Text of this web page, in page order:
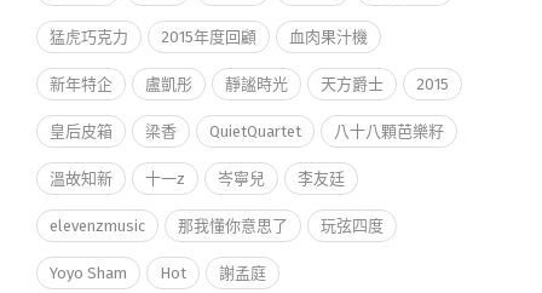
猛虎巧克力 2015年度回顧 血肉果汁機
新年特企 盧凱彤 靜謐時光 天方爵士 2015
皇后皮箱 梁香 QuietQuartet 八十八顆芭樂籽
溫故知新 十一z 岑寧兒 李友廷
elevenzmusic 那我懂你意思了 玩弦四度
Yoyo Sham Hot 謝孟庭